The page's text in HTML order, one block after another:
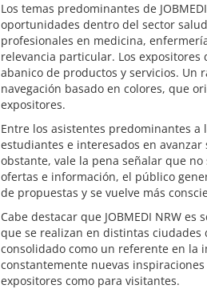
Los temas predominantes de
oportunidades dentro del sector
profesionales en medicina,
relevancia particular. Los
abanico de productos y servicios. Un
navegación basado en colores, que
expositores.
Entre los asistentes predominantes
estudiantes e interesados en
obstante, vale la pena señalar que
ofertas e información, el público
de propuestas y se vuelve más
Cabe destacar que JOBMEDI NRW
que se realizan en distintas ciudades
consolidado como un referente en
constantemente nuevas
expositores como para visitantes.